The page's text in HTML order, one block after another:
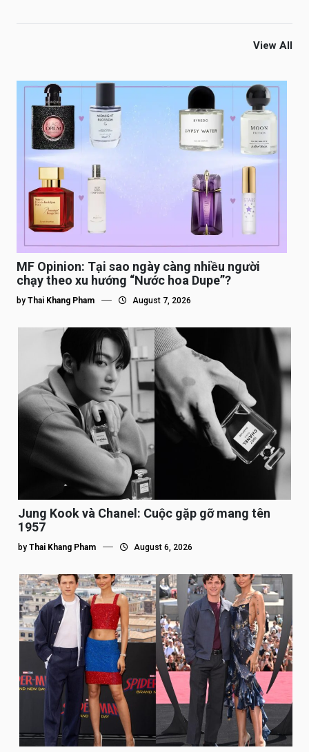
View All
MF Opinion: Tại sao ngày càng nhiều người
chạy theo xu hướng “Nước hoa Dupe”?
by Thai Khang Pham August 7, 2026
Jung Kook và Chanel: Cuộc gặp gỡ mang tên
1957
by Thai Khang Pham August 6, 2026